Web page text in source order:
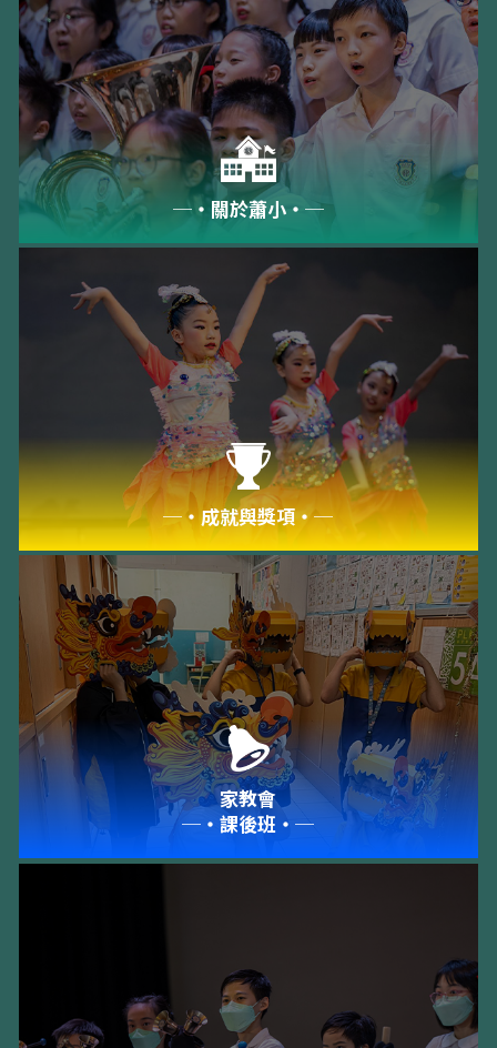
─‧關於蕭小‧─
─‧成就與獎項‧─
家教會
─‧課後班‧─